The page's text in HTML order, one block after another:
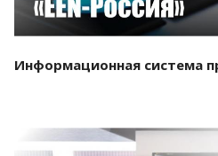
Информационная система